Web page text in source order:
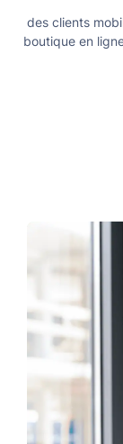
des clients
boutique en